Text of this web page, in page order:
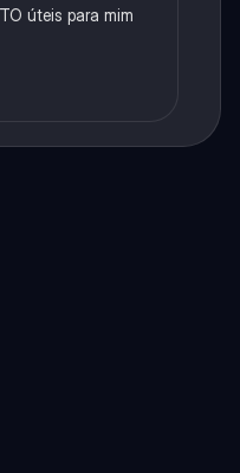
úteis para mim